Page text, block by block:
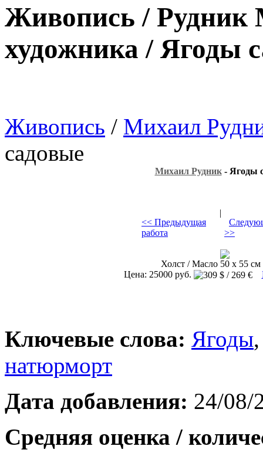
Живопись / Рудник
художника / Ягоды
Живопись / Михаил
садовые
Михаил Рудник- Ягоды
<< Предыдущая
работа
|
>>
Холст / Масло 50 х 55 см
Цена: 25000 руб.
Ключевые слова: Ягоды
натюрморт
Дата добавления: 24/08/
Средняя оценка /